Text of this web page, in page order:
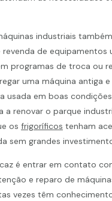
industriais
de equipamentos
programas de troca ou
uma máquina antiga
usada em boas
a renovar o parque
os frigoríficos tenham
sem grandes
é entrar em contato
e reparo de
vezes têm